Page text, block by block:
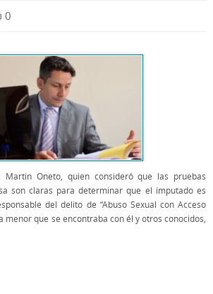
0
Oneto, quien consideró que las pruebas
son claras para determinar que el imputado es
del delito de “Abuso Sexual con Acceso
menor que se encontraba con él y otros conocidos,